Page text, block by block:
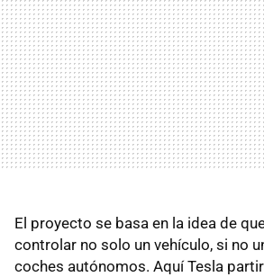
El proyecto se basa en la idea de
controlar no solo un vehículo, si no
coches autónomos. Aquí Tesla